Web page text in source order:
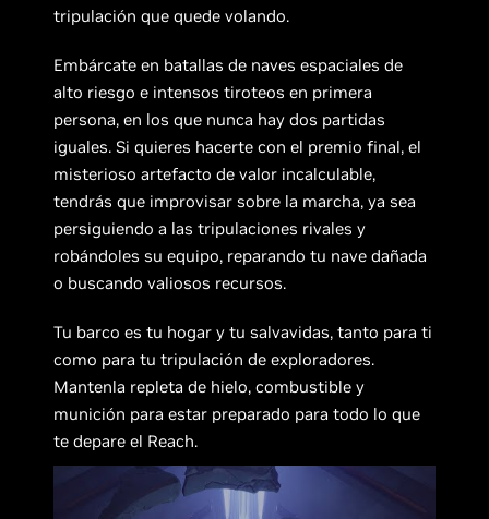
tripulación que quede volando.
Embárcate en batallas de naves espaciales de
alto riesgo e intensos tiroteos en primera
persona, en los que nunca hay dos partidas
iguales. Si quieres hacerte con el premio final, el
misterioso artefacto de valor incalculable,
tendrás que improvisar sobre la marcha, ya sea
persiguiendo a las tripulaciones rivales y
robándoles su equipo, reparando tu nave dañada
o buscando valiosos recursos.
Tu barco es tu hogar y tu salvavidas, tanto para ti
como para tu tripulación de exploradores.
Mantenla repleta de hielo, combustible y
munición para estar preparado para todo lo que
te depare el Reach.